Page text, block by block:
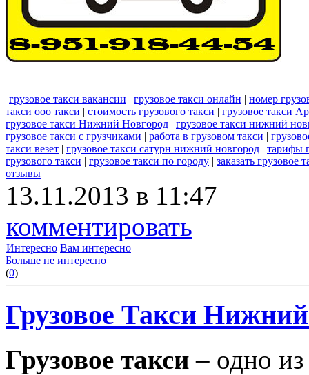
грузовое такси вакансии | грузовое такси онлайн | номер
такси ооо такси | стоимость грузового такси | грузовое такси
грузовое такси Нижний Новгород | грузовое такси нижний
грузовое такси с грузчиками | работа в грузовом такси |
такси везет | грузовое такси сатурн нижний новгород | тарифы
грузового такси | грузовое такси по городу | заказать грузовое
отзывы
13.11.2013 в 11:47
комментировать
Интересно Вам интересно
Больше не интересно
(0)
Грузовое Такси
Грузовое такси– одно